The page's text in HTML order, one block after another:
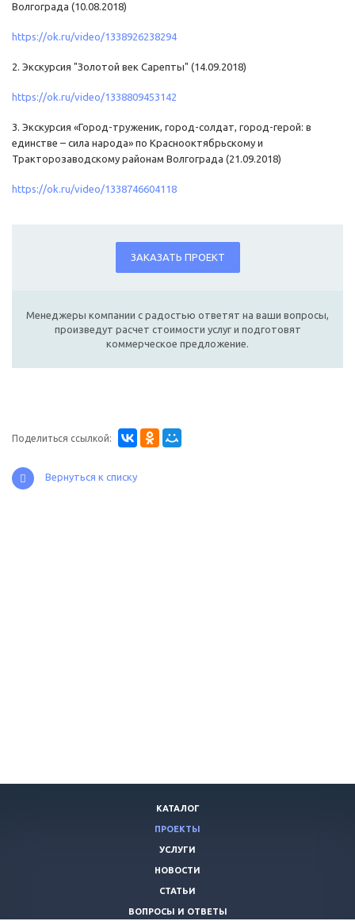
Волгограда (10.08.2018)
https://ok.ru/video/1338926238294
2. Экскурсия "Золотой век Сарепты" (14.09.2018)
https://ok.ru/video/1338809453142
3. Экскурсия «Город-труженик, город-солдат, город-герой: в
единстве – сила народа» по Краснооктябрьскому и
Тракторозаводскому районам Волгограда (21.09.2018)
https://ok.ru/video/1338746604118
ЗАКАЗАТЬ ПРОЕКТ
Менеджеры компании с радостью ответят на ваши вопросы,
произведут расчет стоимости услуг и подготовят
коммерческое предложение.
Поделиться ссылкой:
Вернуться к списку
КАТАЛОГ
ПРОЕКТЫ
УСЛУГИ
НОВОСТИ
СТАТЬИ
ВОПРОСЫ И ОТВЕТЫ